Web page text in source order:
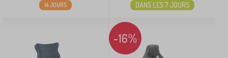
14 JOURS DANS LES 7 JOURS
-16%